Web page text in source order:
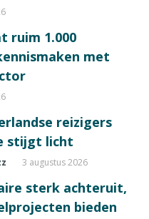
ruim 1.000
met
reizigers
stijgt licht
3 augustus 2026
sterk achteruit,
bieden